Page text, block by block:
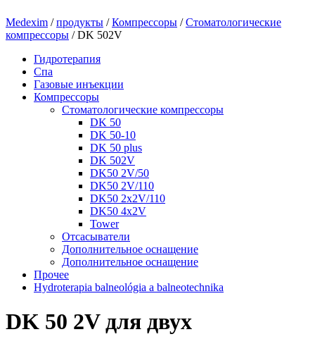
Medexim /продукты /Компрессоры /Стоматологические
компрессоры / DK 502V
Гидротерапия
Спа
Газовые инъекции
Компрессоры
Стоматологические компрессоры
DK 50
DK 50-10
DK 50 plus
DK 502V
DK50 2V/50
DK50 2V/110
DK50 2x2V/110
DK50 4x2V
Tower
Отсасыватели
Дополнительное оснащение
Дополнительное оснащение
Прочеe
Hydroterapia balneológia a balneotechnika
DK 50 2V для двух